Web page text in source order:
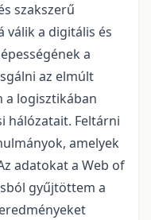
szakszerű
válik a digitális és
a
az elmúlt
a logisztikában
hálózatait. Feltárni
amelyek
adatokat a Web of
gyűjtöttem a